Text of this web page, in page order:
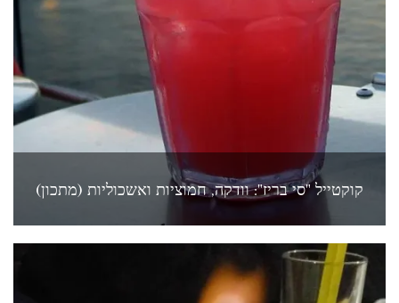
קוקטייל "סי בריז": וודקה, חמוציות ואשכוליות (מתכון)